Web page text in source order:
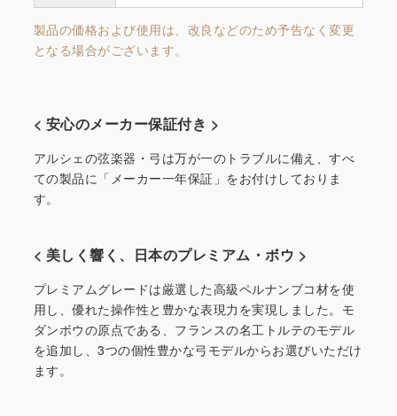
製品の価格および使用は、改良などのため予告なく変更
となる場合がございます。
< 安心のメーカー保証付き >
アルシェの弦楽器・弓は万が一のトラブルに備え、すべ
ての製品に「メーカー一年保証」をお付けしておりま
す。
< 美しく響く、日本のプレミアム・ボウ >
プレミアムグレードは厳選した高級ペルナンブコ材を使
用し、優れた操作性と豊かな表現力を実現しました。モ
ダンボウの原点である、フランスの名工トルテのモデル
を追加し、3つの個性豊かな弓モデルからお選びいただけ
ます。